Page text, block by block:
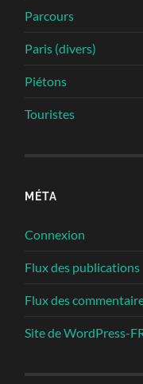
Parcours
Paris (divers)
Piétons
Touristes
MÉTA
Connexion
Flux des publications
Flux des
Site de WordPress-